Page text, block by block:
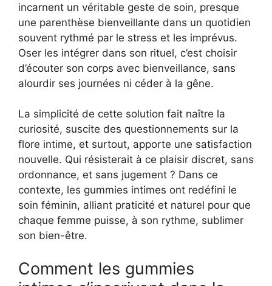
incarnent un véritable geste de soin, presque
une parenthèse bienveillante dans un quotidien
souvent rythmé par le stress et les imprévus.
Oser les intégrer dans son rituel, c’est choisir
d’écouter son corps avec bienveillance, sans
alourdir ses journées ni céder à la gêne.
La simplicité de cette solution fait naître la
curiosité, suscite des questionnements sur la
flore intime, et surtout, apporte une satisfaction
nouvelle. Qui résisterait à ce plaisir discret, sans
ordonnance, et sans jugement ? Dans ce
contexte, les gummies intimes ont redéfini le
soin féminin, alliant praticité et naturel pour que
chaque femme puisse, à son rythme, sublimer
son bien-être.
Comment les gummies